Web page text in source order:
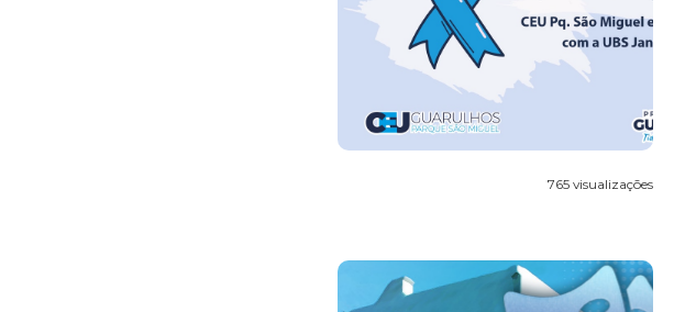
765 visualizações